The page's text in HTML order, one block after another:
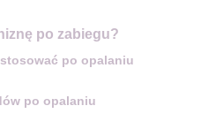
po zabiegu?
po opalaniu
po opalaniu